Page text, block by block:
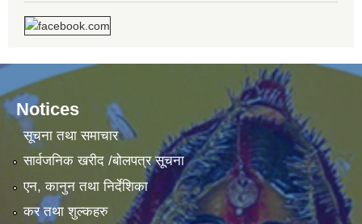
Notices
सूचना तथा समाचार
सार्वजनिक खरीद /बोलपत्र सूचना
एन, कानुन तथा निर्देशिका
कर तथा शुल्कहरु